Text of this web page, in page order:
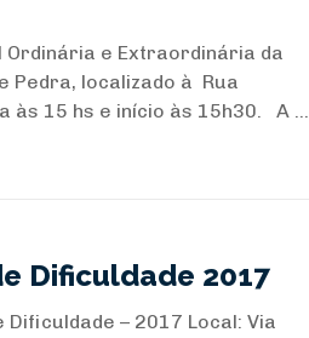
Ordinária e Extraordinária da
Pedra, localizado à Rua
às 15 hs e início às 15h30. A ...
Dificuldade 2017
– 2017 Local: Via